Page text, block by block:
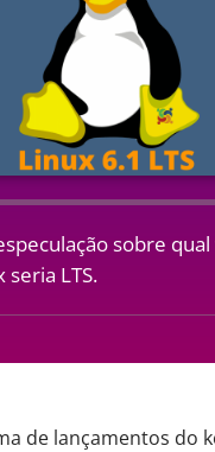
sobre
LTS.
de lançamentos do